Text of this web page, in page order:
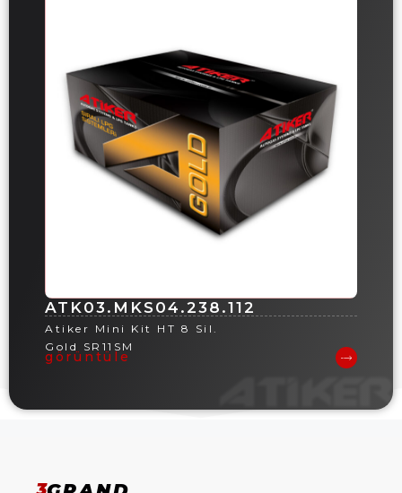
ATK03.MKS04.238.112
Atiker Mini Kit HT 8 Sil.
Gold SR11SM
görüntüle